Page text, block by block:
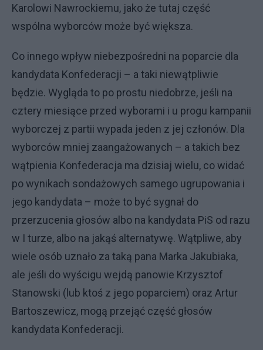
Karolowi Nawrockiemu, jako że tutaj część
wspólna wyborców może być większa.
Co innego wpływ niebezpośredni na poparcie dla
kandydata Konfederacji – a taki niewątpliwie
będzie. Wygląda to po prostu niedobrze, jeśli na
cztery miesiące przed wyborami i u progu kampanii
wyborczej z partii wypada jeden z jej członów. Dla
wyborców mniej zaangażowanych – a takich bez
wątpienia Konfederacja ma dzisiaj wielu, co widać
po wynikach sondażowych samego ugrupowania i
jego kandydata – może to być sygnał do
przerzucenia głosów albo na kandydata PiS od razu
w I turze, albo na jakąś alternatywę. Wątpliwe, aby
wiele osób uznało za taką pana Marka Jakubiaka,
ale jeśli do wyścigu wejdą panowie Krzysztof
Stanowski (lub ktoś z jego poparciem) oraz Artur
Bartoszewicz, mogą przejąć część głosów
kandydata Konfederacji.